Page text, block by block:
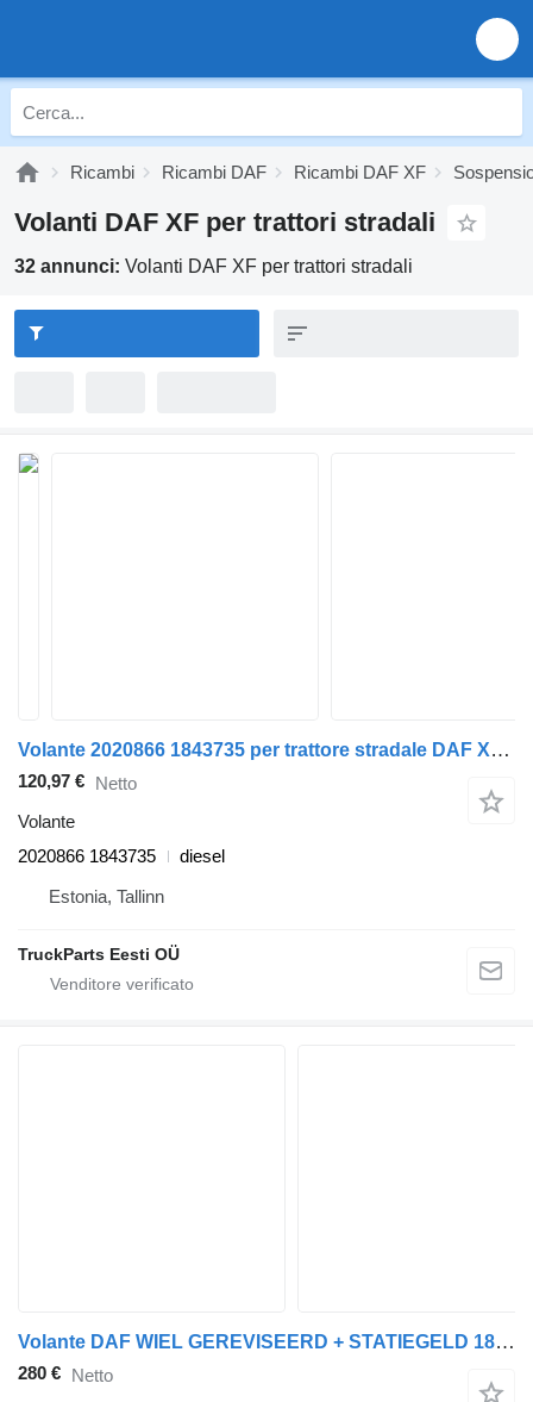
Ricambi Ricambi DAF Ricambi DAF XF
Volanti DAF XF per trattori stradali
32 annunci: Volanti DAF XF per trattori stradali
Volante 2020866 1843735 per trattore stradale DAF XF106 (2014)
120,97 € Netto
Volante
2020866 1843735
diesel
Estonia, Tallinn
TruckParts Eesti OÜ
Volante DAF WIEL GEREVISEERD + STATIEGELD 1843730R per trattore stradale DAF XF 106
280 € Netto